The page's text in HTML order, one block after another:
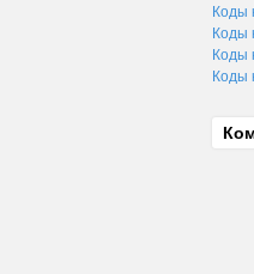
Коды
Коды
Коды
Коды